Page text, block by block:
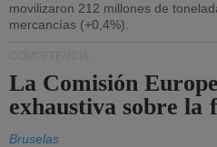
movilizaron 212 millones de
mercancías (+0,4%).
La Comisión
exhaustiva sobre la
Bruselas